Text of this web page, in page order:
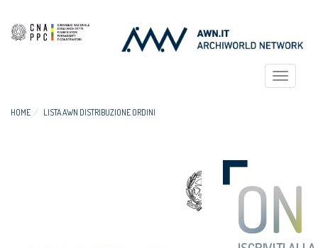
Toggle
HOME LISTA AWN DISTRIBUZIONE ORDINI